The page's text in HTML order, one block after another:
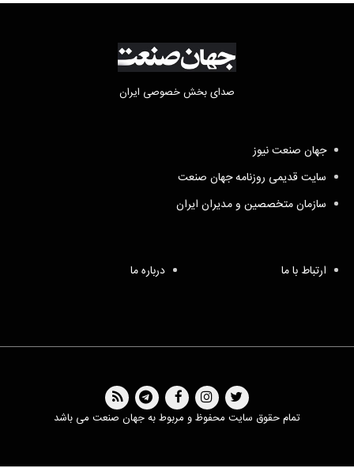
صدای بخش خصوصی ایران
جهان صنعت نیوز
سایت قدیمی روزنامه جهان صنعت
سازمان متخصصین و مدیران ایران
ارتباط با ما درباره ما
تمام حقوق سایت محفوظ و مربوط به جهان صنعت می باشد